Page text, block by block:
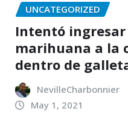
UNCATEGORIZED
Intentó ingresar
marihuana a la
dentro de
NevilleCharbonnier
May 1, 2021